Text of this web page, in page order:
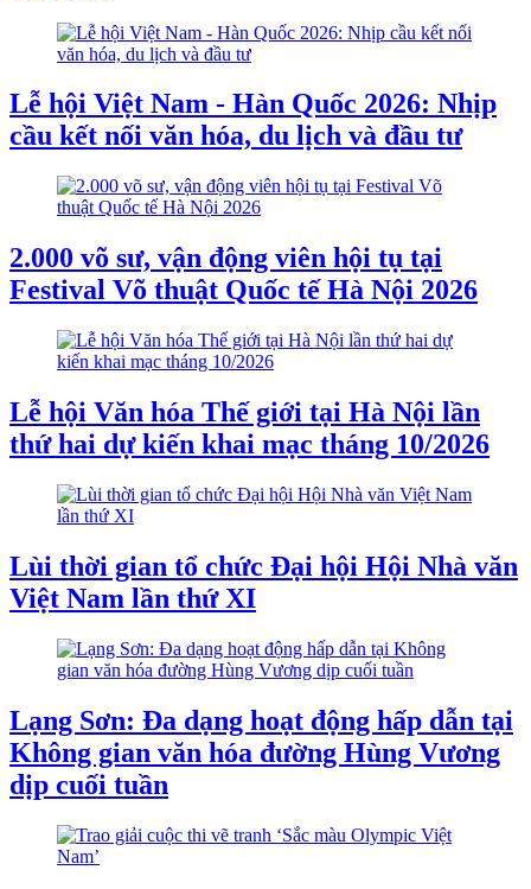
Lễ hội Việt Nam - Hàn Quốc 2026: Nhịp
cầu kết nối văn hóa, du lịch và đầu tư
2.000 võ sư, vận động viên hội tụ tại
Festival Võ thuật Quốc tế Hà Nội 2026
Lễ hội Văn hóa Thế giới tại Hà Nội lần
thứ hai dự kiến khai mạc tháng 10/2026
Lùi thời gian tổ chức Đại hội Hội Nhà văn
Việt Nam lần thứ XI
Lạng Sơn: Đa dạng hoạt động hấp dẫn tại
Không gian văn hóa đường Hùng Vương
dịp cuối tuần